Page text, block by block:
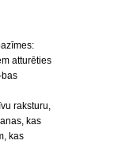
atturēties
bas
raksturu,
kas
kas